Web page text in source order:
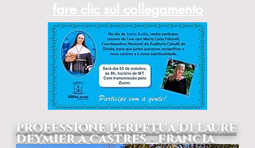
fare clic sul collegamento
professione perpetua di laure
deymier a castres - francia